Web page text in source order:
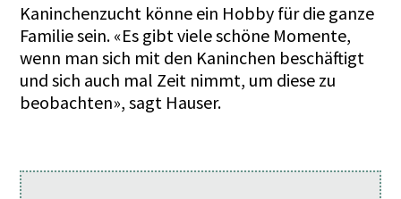
Kaninchenzucht könne ein Hobby für die ganze
Familie sein. «Es gibt viele schöne Momente,
wenn man sich mit den Kaninchen beschäftigt
und sich auch mal Zeit nimmt, um diese zu
beobachten», sagt Hauser.